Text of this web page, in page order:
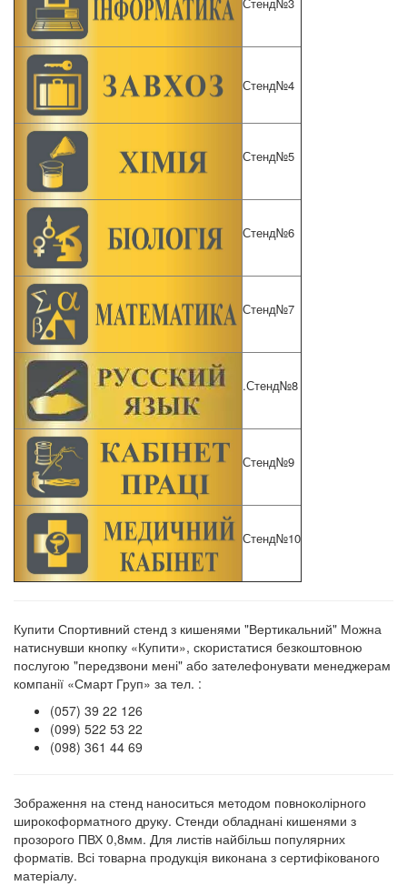
Стенд№3
Стенд№4
Стенд№5
Стенд№6
Стенд№7
.Стенд№8
Стенд№9
Стенд№10
Купити Спортивний стенд з кишенями "Вертикальний" Можна
натиснувши кнопку «Купити», скористатися безкоштовною
послугою "передзвони мені" або зателефонувати менеджерам
компанії «Смарт Груп» за тел. :
(057) 39 22 126
(099) 522 53 22
(098) 361 44 69
Зображення на стенд наноситься методом повноколірного
широкоформатного друку. Стенди обладнані кишенями з
прозорого ПВХ 0,8мм. Для листів найбільш популярних
форматів. Всі товарна продукція виконана з сертифікованого
матеріалу.